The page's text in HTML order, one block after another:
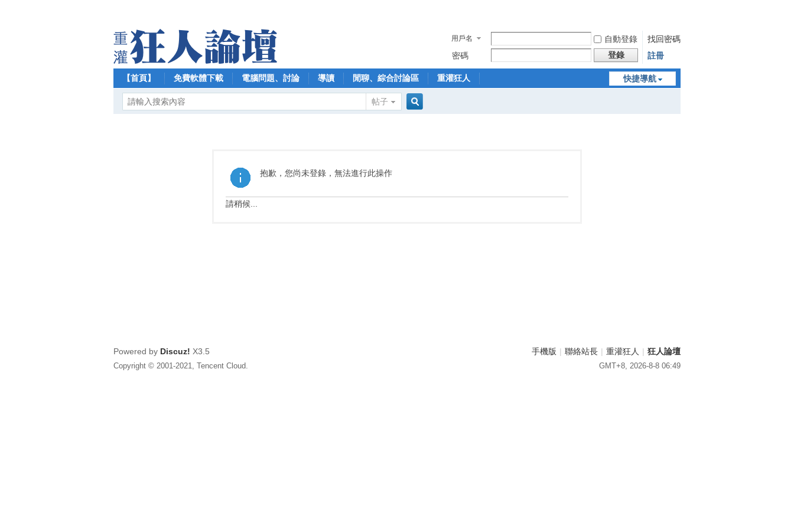
用戶名 自動登錄
找回密碼
密碼
登錄 註冊
快捷導航
【首頁】 免費軟體下載 電腦問題、討論 導讀 閒聊、綜合討論區 重灌狂人
帖子
抱歉，您尚未登錄，無法進行此操作
請稍候...
手機版 | 聯絡站長 | 重灌狂人 | 狂人論壇
GMT+8, 2026-8-8 06:49
Powered by Discuz! X3.5
Copyright © 2001-2021, Tencent Cloud.